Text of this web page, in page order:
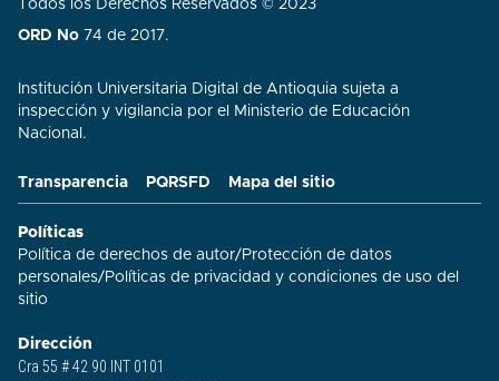
Transparencia PQRSFD Mapa del sitio
Políticas
Política de derechos de autor/Protección de datos
personales/Políticas de privacidad y condiciones de uso del
sitio​
Dirección
Cra 55 # 42 90 INT 0101
Todos los Derechos Reservados © 2023
ORD No 74 de 2017.
Institución Universitaria Digital de Antioquia sujeta a
inspección y vigilancia por el Ministerio de Educación
Nacional.